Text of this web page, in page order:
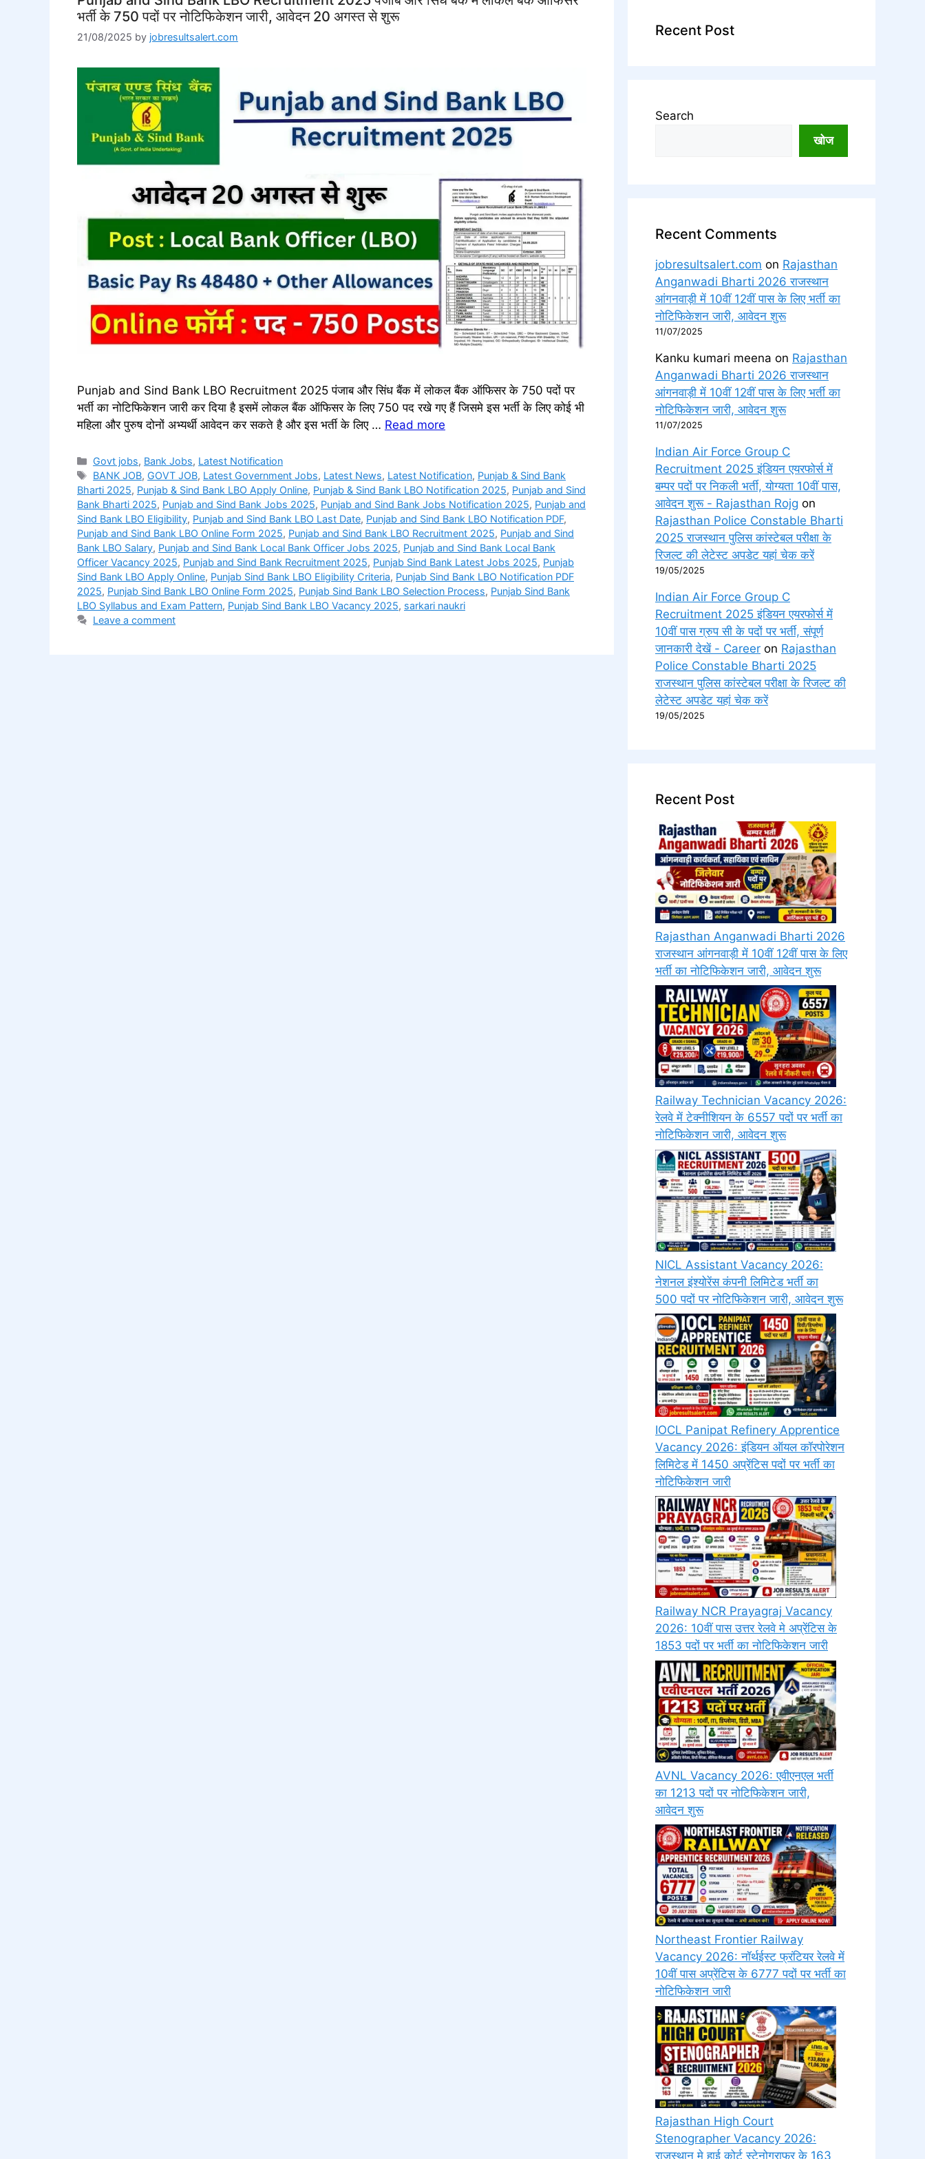
भर्ती के 750 पदों पर नोटिफिकेशन जारी, आवेदन 20 अगस्त से शुरू
21/08/2025 by jobresultsalert.com
Punjab and Sind Bank LBO Recruitment 2025 पंजाब और सिंध बैंक में लोकल बैंक ऑफिसर के 750 पदों पर
भर्ती का नोटिफिकेशन जारी कर दिया है इसमें लोकल बैंक ऑफिसर के लिए 750 पद रखे गए हैं जिसमे इस भर्ती के लिए कोई भी
महिला और पुरुष दोनों अभ्यर्थी आवेदन कर सकते है और इस भर्ती के लिए … Read more
Categories
Govt jobs, Bank Jobs, Latest Notification
Tags
BANK JOB, GOVT JOB, Latest Government Jobs, Latest News, Latest Notification, Punjab & Sind Bank
Bharti 2025, Punjab & Sind Bank LBO Apply Online, Punjab & Sind Bank LBO Notification 2025, Punjab and Sind
Bank Bharti 2025, Punjab and Sind Bank Jobs 2025, Punjab and Sind Bank Jobs Notification 2025, Punjab and
Sind Bank LBO Eligibility, Punjab and Sind Bank LBO Last Date, Punjab and Sind Bank LBO Notification PDF,
Punjab and Sind Bank LBO Online Form 2025, Punjab and Sind Bank LBO Recruitment 2025, Punjab and Sind
Bank LBO Salary, Punjab and Sind Bank Local Bank Officer Jobs 2025, Punjab and Sind Bank Local Bank
Officer Vacancy 2025, Punjab and Sind Bank Recruitment 2025, Punjab Sind Bank Latest Jobs 2025, Punjab
Sind Bank LBO Apply Online, Punjab Sind Bank LBO Eligibility Criteria, Punjab Sind Bank LBO Notification PDF
2025, Punjab Sind Bank LBO Online Form 2025, Punjab Sind Bank LBO Selection Process, Punjab Sind Bank
LBO Syllabus and Exam Pattern, Punjab Sind Bank LBO Vacancy 2025, sarkari naukri
Leave a comment
Recent Post
Search
खोज
Recent Comments
jobresultsalert.com on Rajasthan
Anganwadi Bharti 2026 राजस्थान
आंगनवाड़ी में 10वीं 12वीं पास के लिए भर्ती का
नोटिफिकेशन जारी, आवेदन शुरू
11/07/2025
Kanku kumari meena on Rajasthan
Anganwadi Bharti 2026 राजस्थान
आंगनवाड़ी में 10वीं 12वीं पास के लिए भर्ती का
नोटिफिकेशन जारी, आवेदन शुरू
11/07/2025
Indian Air Force Group C
Recruitment 2025 इंडियन एयरफोर्स में
बम्पर पदों पर निकली भर्ती, योग्यता 10वीं पास,
आवेदन शुरू - Rajasthan Rojg on
Rajasthan Police Constable Bharti
2025 राजस्थान पुलिस कांस्टेबल परीक्षा के
रिजल्ट की लेटेस्ट अपडेट यहां चेक करें
19/05/2025
Indian Air Force Group C
Recruitment 2025 इंडियन एयरफोर्स में
10वीं पास ग्रुप सी के पदों पर भर्ती, संपूर्ण
जानकारी देखें - Career on Rajasthan
Police Constable Bharti 2025
राजस्थान पुलिस कांस्टेबल परीक्षा के रिजल्ट की
लेटेस्ट अपडेट यहां चेक करें
19/05/2025
Recent Post
Rajasthan Anganwadi Bharti 2026
राजस्थान आंगनवाड़ी में 10वीं 12वीं पास के लिए
भर्ती का नोटिफिकेशन जारी, आवेदन शुरू
Railway Technician Vacancy 2026:
रेलवे में टेक्नीशियन के 6557 पदों पर भर्ती का
नोटिफिकेशन जारी, आवेदन शुरू
NICL Assistant Vacancy 2026:
नेशनल इंश्योरेंस कंपनी लिमिटेड भर्ती का
500 पदों पर नोटिफिकेशन जारी, आवेदन शुरू
IOCL Panipat Refinery Apprentice
Vacancy 2026: इंडियन ऑयल कॉरपोरेशन
लिमिटेड में 1450 अप्रेंटिस पदों पर भर्ती का
नोटिफिकेशन जारी
Railway NCR Prayagraj Vacancy
2026: 10वीं पास उत्तर रेलवे मे अप्रेंटिस के
1853 पदों पर भर्ती का नोटिफिकेशन जारी
AVNL Vacancy 2026: एवीएनएल भर्ती
का 1213 पदों पर नोटिफिकेशन जारी,
आवेदन शुरू
Northeast Frontier Railway
Vacancy 2026: नॉर्थईस्ट फ्रंटियर रेलवे में
10वीं पास अप्रेंटिस के 6777 पदों पर भर्ती का
नोटिफिकेशन जारी
Rajasthan High Court
Stenographer Vacancy 2026:
राजस्थान मे हाई कोर्ट स्टेनोग्राफर के 163